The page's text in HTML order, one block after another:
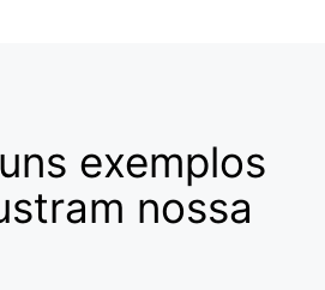
exemplos
nossa